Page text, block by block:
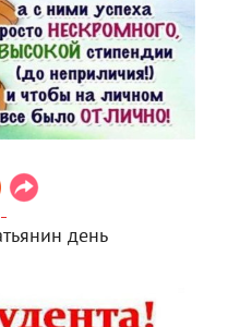
день